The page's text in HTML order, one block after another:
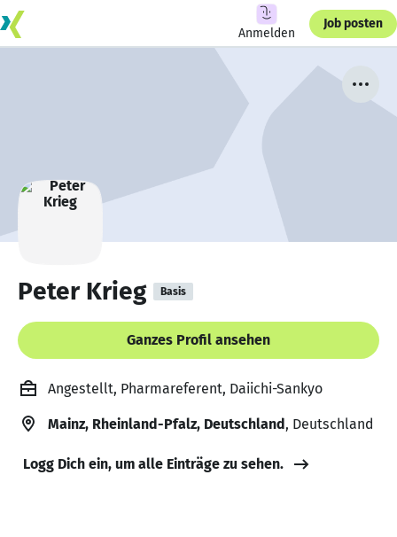
Anmelden
Job posten
Peter Krieg Basis
Ganzes Profil ansehen
Angestellt, Pharmareferent, Daiichi-Sankyo
Mainz, Rheinland-Pfalz, Deutschland, Deutschland
Logg Dich ein, um alle Einträge zu sehen.